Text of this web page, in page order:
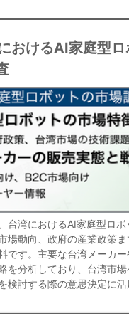
おけるAI家庭型ロ
台湾におけるAI家庭型ロ
場動向、政府の産業政策
です。主要な台湾メーカ
を分析しており、台湾市
検討する際の意思決定に